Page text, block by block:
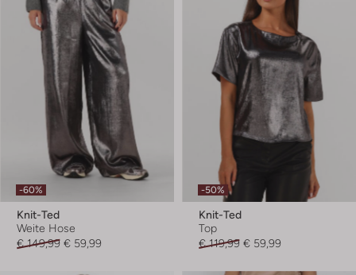
-60%
Knit-Ted
Weite Hose
€ 149,99 € 59,99
-50%
Knit-Ted
Top
€ 119,99 € 59,99